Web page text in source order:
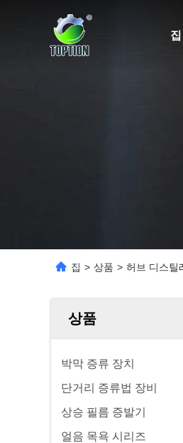
집
집 > 상품 > 허브 디스틸
상품
박막 증류 장치
단거리 증류법 장비
상승 필름 증발기
얼음 목욕 시리즈